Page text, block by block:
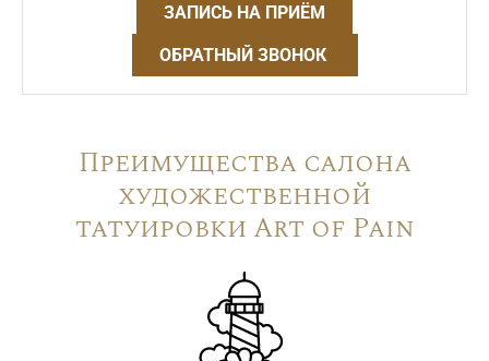
ЗАПИСЬ НА ПРИЁМ
ОБРАТНЫЙ ЗВОНОК
Преимущества салона
художественной
татуировки Art of Pain